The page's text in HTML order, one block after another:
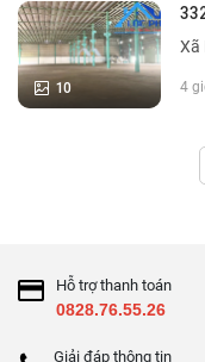
10
Xã
4
Hỗ trợ thanh toán
0828.76.55.26
Giải đáp thông tin